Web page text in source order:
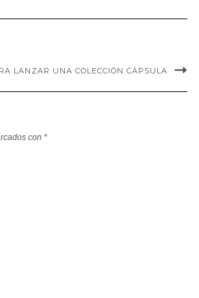
LANZAR UNA COLECCIÓN CÁPSULA
con *